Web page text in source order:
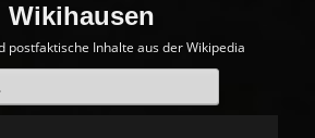
Wikihausen
postfaktische Inhalte aus der Wikipedia